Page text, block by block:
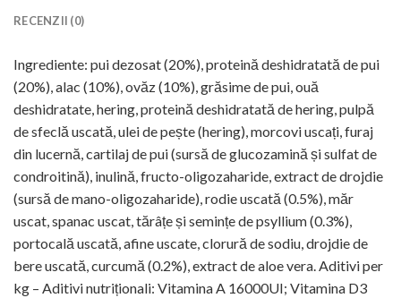
RECENZII (0)
Ingrediente: pui dezosat (20%), proteină deshidratată de pui
(20%), alac (10%), ovăz (10%), grăsime de pui, ouă
deshidratate, hering, proteină deshidratată de hering, pulpă
de sfeclă uscată, ulei de pește (hering), morcovi uscați, furaj
din lucernă, cartilaj de pui (sursă de glucozamină și sulfat de
condroitină), inulină, fructo-oligozaharide, extract de drojdie
(sursă de mano-oligozaharide), rodie uscată (0.5%), măr
uscat, spanac uscat, tărâțe și semințe de psyllium (0.3%),
portocală uscată, afine uscate, clorură de sodiu, drojdie de
bere uscată, curcumă (0.2%), extract de aloe vera. Aditivi per
kg – Aditivi nutriționali: Vitamina A 16000UI; Vitamina D3